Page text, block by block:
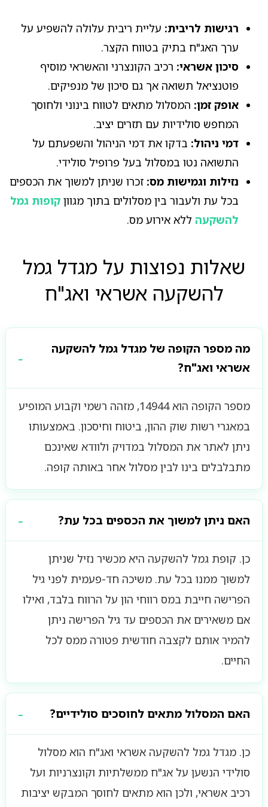
רגישות לריבית: עליית ריבית עלולה להשפיע על
ערך האג"ח בתיק בטווח הקצר.
סיכון אשראי: רכיב הקונצרני והאשראי מוסיף
פוטנציאל תשואה אך גם סיכון של מנפיקים.
אופק זמן: המסלול מתאים לטווח בינוני ולחוסך
המחפש סולידיות עם תזרים יציב.
דמי ניהול: בדקו את דמי הניהול והשפעתם על
התשואה נטו במסלול בעל פרופיל סולידי.
נזילות וגמישות מס: זכרו שניתן למשוך את הכספים
בכל עת ולעבור בין מסלולים בתוך מגוון קופות גמל
להשקעהללא אירוע מס.
שאלות נפוצות על מגדל גמל
להשקעה אשראי ואג"ח
מה מספר הקופה של מגדל גמל להשקעה
אשראי ואג"ח?
מספר הקופה הוא 14944, מזהה רשמי וקבוע המופיע
במאגרי רשות שוק ההון, ביטוח וחיסכון. באמצעותו
ניתן לאתר את המסלול במדויק ולוודא שאינכם
מתבלבלים בינו לבין מסלול אחר באותה קופה.
האם ניתן למשוך את הכספים בכל עת?
כן. קופת גמל להשקעה היא מכשיר נזיל שניתן
למשוך ממנו בכל עת. משיכה חד-פעמית לפני גיל
הפרישה חייבת במס רווחי הון על הרווח בלבד, ואילו
אם משאירים את הכספים עד גיל הפרישה ניתן
להמיר אותם לקצבה חודשית פטורה ממס לכל
החיים.
האם המסלול מתאים לחוסכים סולידיים?
כן. מגדל גמל להשקעה אשראי ואג"ח הוא מסלול
סולידי הנשען על אג"ח ממשלתיות וקונצרניות ועל
רכיב אשראי, ולכן הוא מתאים לחוסך המבקש יציבות